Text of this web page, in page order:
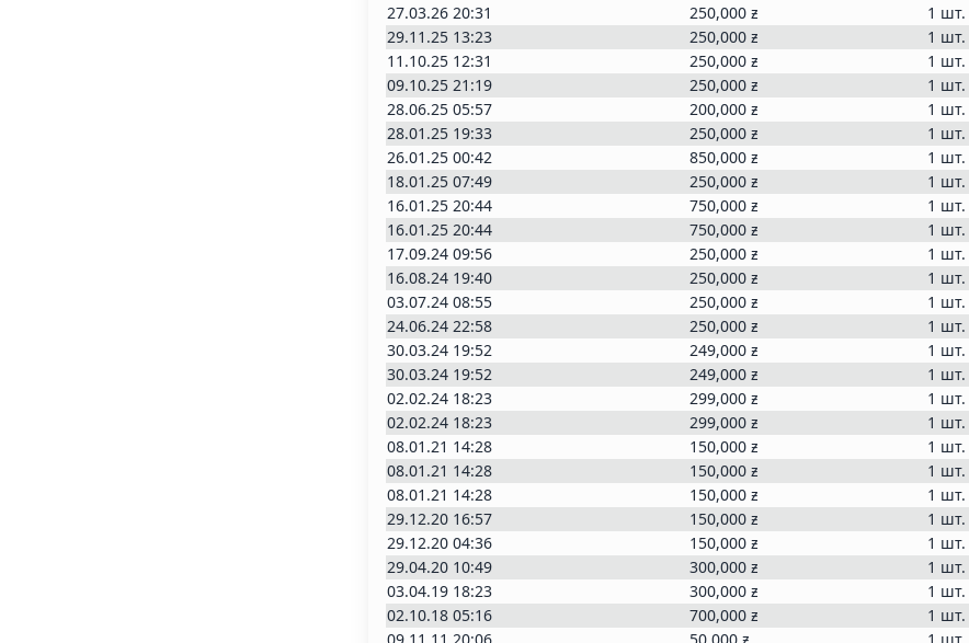
27.03.26 20:31
250,000 ƶ
1 шт.
29.11.25 13:23
250,000 ƶ
1 шт.
11.10.25 12:31
250,000 ƶ
1 шт.
09.10.25 21:19
250,000 ƶ
1 шт.
28.06.25 05:57
200,000 ƶ
1 шт.
28.01.25 19:33
250,000 ƶ
1 шт.
26.01.25 00:42
850,000 ƶ
1 шт.
18.01.25 07:49
250,000 ƶ
1 шт.
16.01.25 20:44
750,000 ƶ
1 шт.
16.01.25 20:44
750,000 ƶ
1 шт.
17.09.24 09:56
250,000 ƶ
1 шт.
16.08.24 19:40
250,000 ƶ
1 шт.
03.07.24 08:55
250,000 ƶ
1 шт.
24.06.24 22:58
250,000 ƶ
1 шт.
30.03.24 19:52
249,000 ƶ
1 шт.
30.03.24 19:52
249,000 ƶ
1 шт.
02.02.24 18:23
299,000 ƶ
1 шт.
02.02.24 18:23
299,000 ƶ
1 шт.
08.01.21 14:28
150,000 ƶ
1 шт.
08.01.21 14:28
150,000 ƶ
1 шт.
08.01.21 14:28
150,000 ƶ
1 шт.
29.12.20 16:57
150,000 ƶ
1 шт.
29.12.20 04:36
150,000 ƶ
1 шт.
29.04.20 10:49
300,000 ƶ
1 шт.
03.04.19 18:23
300,000 ƶ
1 шт.
02.10.18 05:16
700,000 ƶ
1 шт.